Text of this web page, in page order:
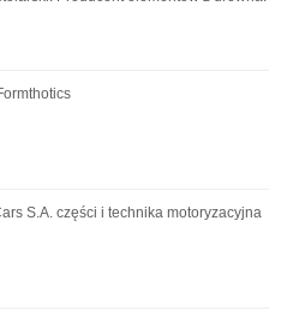
S.A. części i technika motoryzacyjna